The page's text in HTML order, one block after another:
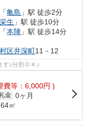
「亀島 」駅 徒歩2分
栄生 」駅 徒歩10分
「本陣 」駅 徒歩14分
区井深町11－12
す♪分割ＯＫ♪
費等：6,000円 )
金 0ヶ月
㎡